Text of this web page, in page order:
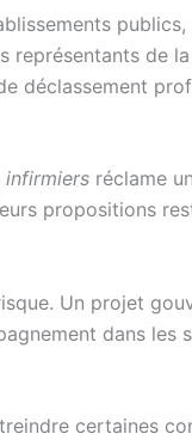
de
déclassement
infirmiers réclame
propositions
Un projet
dans les
certaines